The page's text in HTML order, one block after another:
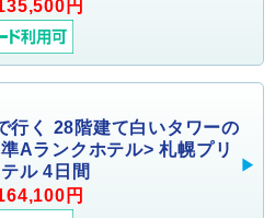
円
行く 28階建て白いタワーの
Aランクホテル> 札幌プリ
ル 4日間
円